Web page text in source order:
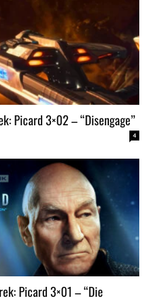
Picard 3×02 – “Disengage”
4
Picard 3×01 – “Die